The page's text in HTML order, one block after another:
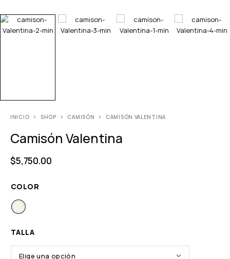
INICIO SHOP CAMISÓN CAMISÓN VALENTINA
Camisón Valentina
$5,750.00
COLOR
TALLA